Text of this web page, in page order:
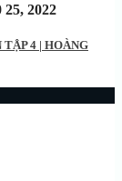
2022
4 | HOÀNG